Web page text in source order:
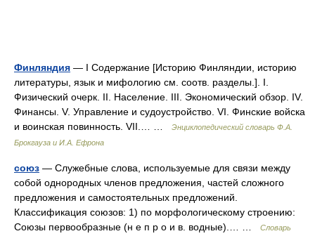
Финляндия — I Содержание [Историю Финляндии, историю
литературы, язык и мифологию см. соотв. разделы.]. I.
Физический очерк. II. Население. III. Экономический обзор. IV.
Финансы. V. Управление и судоустройство. VI. Финские войска
и воинская повинность. VII.… …
Энциклопедический словарь Ф.А.
Брокгауза и И.А. Ефрона
союз — Служебные слова, используемые для связи между
собой однородных членов предложения, частей сложного
предложения и самостоятельных предложений.
Классификация союзов: 1) по морфологическому строению:
Союзы первообразные (н е п р о и в. водные).… …
Словарь